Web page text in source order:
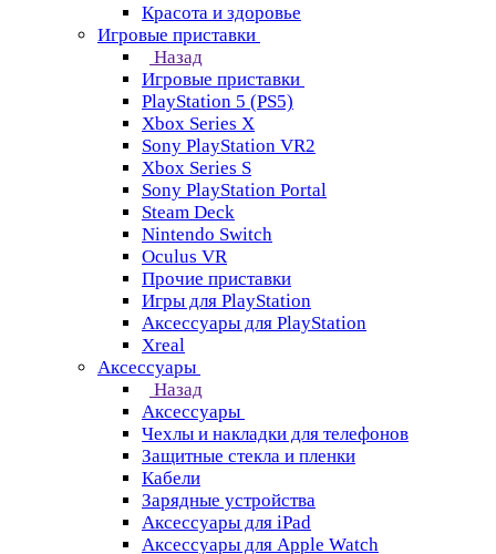
Красота и здоровье
Игровые приставки
Назад
Игровые приставки
PlayStation 5 (PS5)
Xbox Series X
Sony PlayStation VR2
Xbox Series S
Sony PlayStation Portal
Steam Deck
Nintendo Switch
Oculus VR
Прочие приставки
Игры для PlayStation
Аксессуары для PlayStation
Xreal
Аксессуары
Назад
Аксессуары
Чехлы и накладки для телефонов
Защитные стекла и пленки
Кабели
Зарядные устройства
Аксессуары для iPad
Аксессуары для Apple Watch